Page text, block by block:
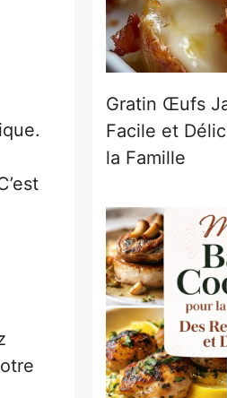
Gratin Œufs
Facile et
la Famille